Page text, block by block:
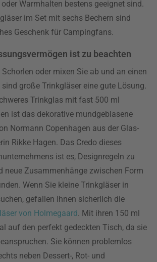
Warmhalten bestens geeignet sind.
im Set mit sechs Bechern sind
Geschenk für Campingfans.
ist zu beachten
oder mixen Sie ab und an einen
große Trinkgläser eine gute Lösung.
Trinkglas mit fast 500 ml
ist das dekorative mundgeblasene
Normann Copenhagen aus der Glas-
Rikke Hagen. Das Credo dieses
ist es, Designregeln zu
neue Zusammenhänge zwischen Form
Wenn Sie kleine Trinkgläser in
gefallen Ihnen sicherlich die
von Holmegaard. Mit ihren 150 ml
auf den perfekt gedeckten Tisch, da sie
Sie können problemlos
neben Dessert-, Rot- und